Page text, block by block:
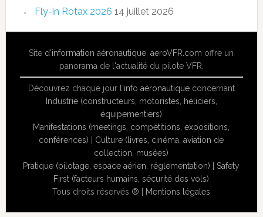
Fly-in Rotax 2026 14 juillet 2026
Site d'information aéronautique ,aeroVFR.com offre un
panorama de l'actualité du pilote VFR.
Découvrez chaque jour l'info aéronautiqueconcernant
Industrie (constructeurs, motoristes, héliciers,
équipementiers)
Manifestations (meetings, compétitions, expositions,
conférences)
Culture (livres, cinéma, aviation de
collection, musées)
Pratique (pilotage, espace aérien, réglementation) |Safety
First (facteurs humains, sécurité des vols)
Tous droits réservés ® | Mentions légales